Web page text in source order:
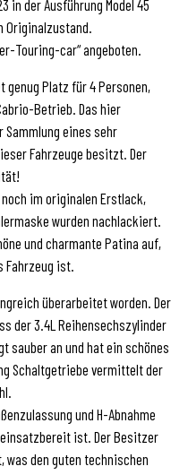
in der Ausführung Model 45
Touring-car“ angeboten.
Platz für 4 Personen,
Betrieb. Das hier
Sammlung eines sehr
Fahrzeuge besitzt. Der
im originalen Erstlack,
wurden nachlackiert.
und charmante Patina auf,
Fahrzeug ist.
überarbeitet worden. Der
der 3.4L Reihensechszylinder
sauber an und hat ein schönes
Schaltgetriebe vermittelt der
und H-Abnahme
ist. Der Besitzer
was den guten technischen